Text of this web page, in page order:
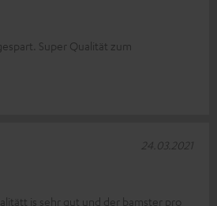
Super Qualität zum
is sehr gut und der bamster pro
24.03.2021